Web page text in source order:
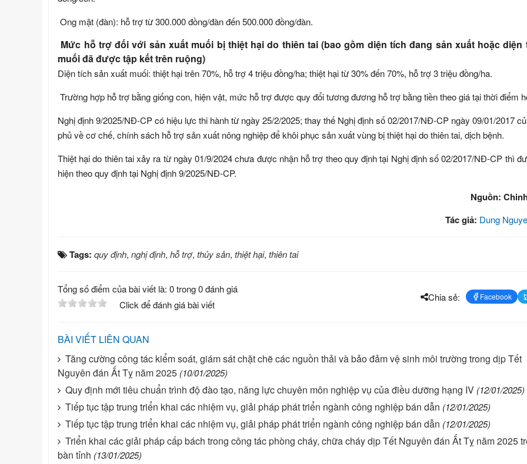
Ong mật (đàn): hỗ trợ từ 300.000 đồng/đàn đến 500.000 đồng/đàn.
Mức hỗ trợ đối với sản xuất muối bị thiệt hại do thiên tai (bao gồm diện tích đang sản xuất hoặc diện
muối đã được tập kết trên ruộng)
Diện tích sản xuất muối: thiệt hại trên 70%, hỗ trợ 4 triệu đồng/ha; thiệt hại từ 30% đến 70%, hỗ trợ 3 triệu đồng/ha.
Trường hợp hỗ trợ bằng giống con, hiện vật, mức hỗ trợ được quy đổi tương đương hỗ trợ bằng tiền theo giá tại thời điểm
Nghị định 9/2025/NĐ-CP có hiệu lực thi hành từ ngày 25/2/2025; thay thế Nghị định số 02/2017/NĐ-CP ngày 09/01/2017
phủ về cơ chế, chính sách hỗ trợ sản xuất nông nghiệp để khôi phục sản xuất vùng bị thiệt hại do thiên tai, dịch bệnh.
Thiệt hại do thiên tai xảy ra từ ngày 01/9/2024 chưa được nhận hỗ trợ theo quy định tại Nghị định số 02/2017/NĐ-CP thì
hiện theo quy định tại Nghị định 9/2025/NĐ-CP.
Nguồn:
Tác giả: Dung
Tags: quy định, nghị định, hỗ trợ, thủy sản, thiệt hại, thiên tai
Tổng số điểm của bài viết là: 0 trong 0 đánh giá
Click để đánh giá bài viết
Chia sẻ: Facebook
BÀI VIẾT LIÊN QUAN
Tăng cường công tác kiểm soát, giám sát chặt chẽ các nguồn thải và bảo đảm vệ sinh môi trường trong dịp Tết
Nguyên đán Ất Tỵ năm 2025 (10/01/2025)
Quy định mới tiêu chuẩn trình độ đào tạo, năng lực chuyên môn nghiệp vụ của điều dưỡng hạng IV (12/01/2025)
Tiếp tục tập trung triển khai các nhiệm vụ, giải pháp phát triển ngành công nghiệp bán dẫn (12/01/2025)
Tiếp tục tập trung triển khai các nhiệm vụ, giải pháp phát triển ngành công nghiệp bán dẫn (12/01/2025)
Triển khai các giải pháp cấp bách trong công tác phòng cháy, chữa cháy dịp Tết Nguyên đán Ất Tỵ năm 2025
bàn tỉnh (13/01/2025)